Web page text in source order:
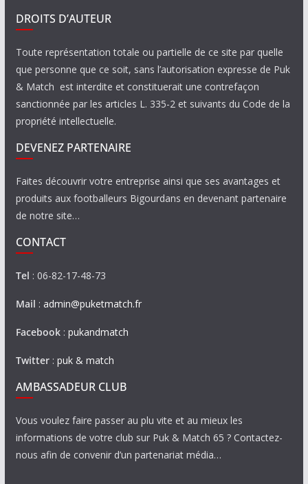
DROITS D’AUTEUR
Toute représentation totale ou partielle de ce site par quelle
que personne que ce soit, sans l’autorisation expresse de Puk
& Match est interdite et constituerait une contrefaçon
sanctionnée par les articles L. 335-2 et suivants du Code de la
propriété intellectuelle.
DEVENEZ PARTENAIRE
Faites découvrir votre entreprise ainsi que ses avantages et
produits aux footballeurs Bigourdans en devenant partenaire
de notre site…
CONTACT
Tel : 06-82-17-48-73
Mail : admin@puketmatch.fr
Facebook: pukandmatch
Twitter: puk & match
AMBASSADEUR CLUB
Vous voulez faire passer au plu vite et au mieux les
informations de votre club sur Puk & Match 65 ? Contactez-
nous afin de convenir d’un partenariat média…